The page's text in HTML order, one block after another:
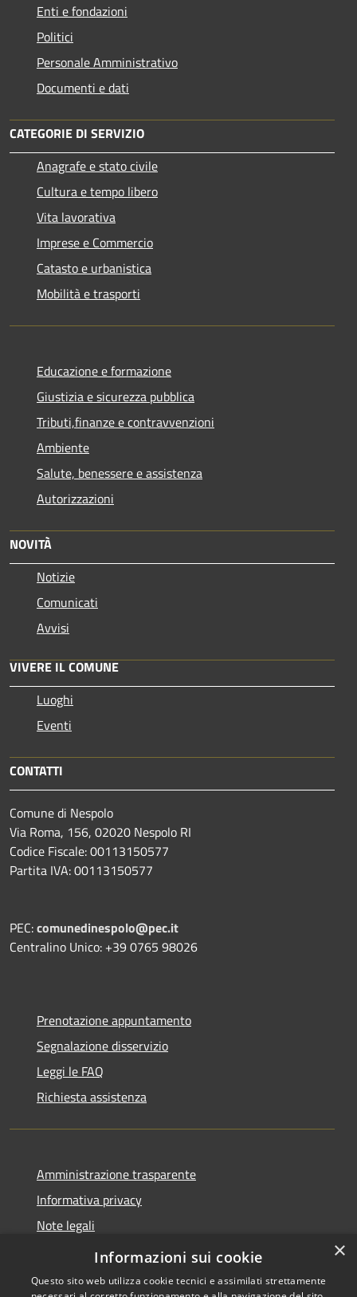
Enti e fondazioni
Politici
Personale Amministrativo
Documenti e dati
CATEGORIE DI SERVIZIO
Anagrafe e stato civile
Cultura e tempo libero
Vita lavorativa
Imprese e Commercio
Catasto e urbanistica
Mobilità e trasporti
Educazione e formazione
Giustizia e sicurezza pubblica
Tributi,finanze e contravvenzioni
Ambiente
Salute, benessere e assistenza
Autorizzazioni
NOVITÀ
Notizie
Comunicati
Avvisi
VIVERE IL COMUNE
Luoghi
Eventi
CONTATTI
Comune di Nespolo
Via Roma, 156, 02020 Nespolo RI
Codice Fiscale: 00113150577
Partita IVA: 00113150577
PEC:comunedinespolo@pec.it
Centralino Unico: +39 0765 98026
Prenotazione appuntamento
Segnalazione disservizio
Leggi le FAQ
Richiesta assistenza
Amministrazione trasparente
Informativa privacy
Note legali
Dichiarazione di accessibilità
×
Informazioni sui cookie
Questo sito web utilizza cookie tecnici e assimilati strettamente